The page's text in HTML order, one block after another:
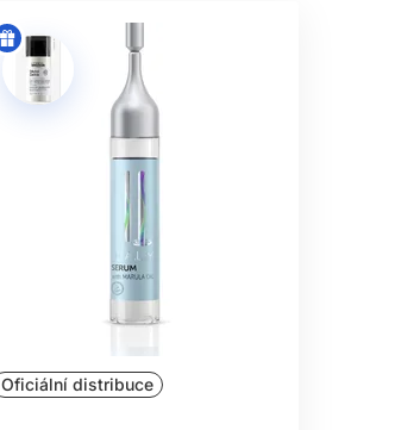
bříšky prstů bez
větším množství mazu
menším domácím i
mohou produkt zředit
složky pomáhají
množství, zatímco
to návod a potřeba
Oficiální distribuce